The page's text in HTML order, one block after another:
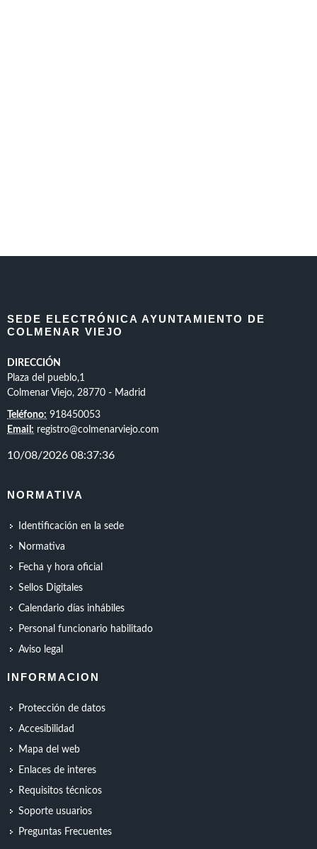
SEDE ELECTRÓNICA AYUNTAMIENTO DE
COLMENAR VIEJO
DIRECCIÓN
Plaza del pueblo,1
Colmenar Viejo, 28770 - Madrid
Teléfono: 918450053
Email: registro@colmenarviejo.com
NORMATIVA
Identificación en la sede
Normativa
Fecha y hora oficial
Sellos Digitales
Calendario días inhábiles
Personal funcionario habilitado
Aviso legal
INFORMACION
Protección de datos
Accesibilidad
Mapa del web
Enlaces de interes
Requisitos técnicos
Soporte usuarios
Preguntas Frecuentes